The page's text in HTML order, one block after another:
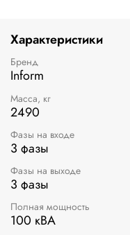
потребности объекта.
Характеристики
Бренд
Inform
Масса, кг
2490
Фазы на входе
3 фазы
Фазы на выходе
3 фазы
Полная мощность
100 кВА